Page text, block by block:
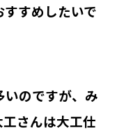
すめしたいで
のですが、み
さんは大工仕